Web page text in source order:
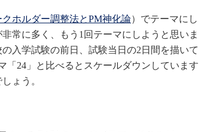
クホルダー調整法とPM神化論）でテーマにし
常に多く、もう1回テーマにしようと思いま
入学試験の前日、試験当日の2日間を描いて
「24」と比べるとスケールダウンしています
ょう。